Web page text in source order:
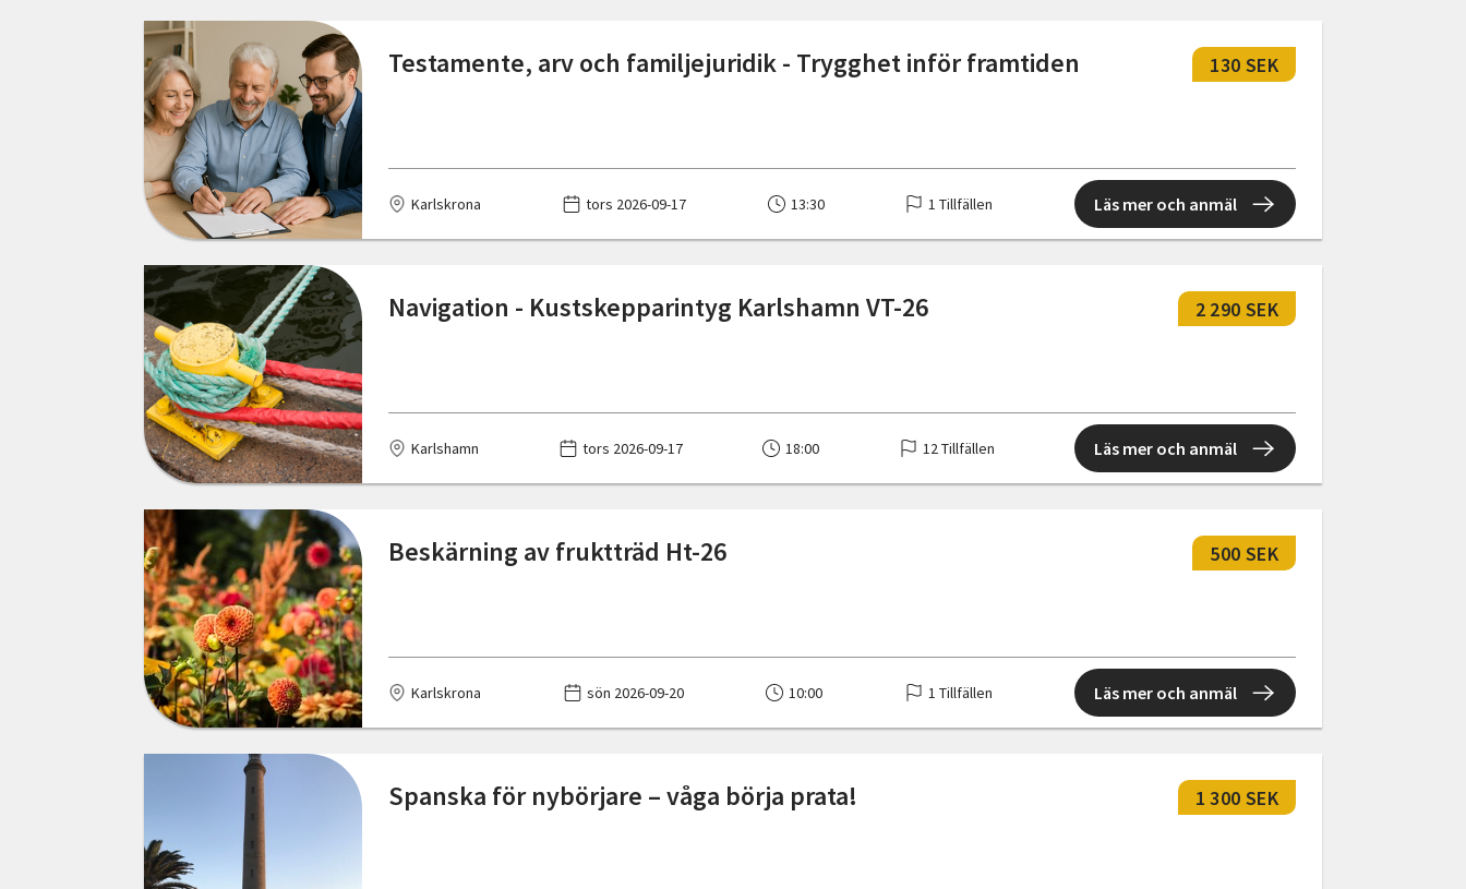
Testamente, arv och familjejuridik - Trygghet inför framtiden 130 SEK
Karlskrona tors 2026-09-17 13:30 1 Tillfällen Läs mer och anmäl
Navigation - Kustskepparintyg Karlshamn VT-26 2 290 SEK
Karlshamn tors 2026-09-17 18:00 12 Tillfällen Läs mer och anmäl
Beskärning av fruktträd Ht-26 500 SEK
Karlskrona sön 2026-09-20 10:00 1 Tillfällen Läs mer och anmäl
Spanska för nybörjare – våga börja prata! 1 300 SEK